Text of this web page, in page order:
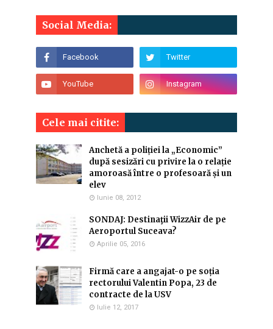
Social Media:
Cele mai citite:
Anchetă a poliției la „Economic”
după sesizări cu privire la o relație
amoroasă între o profesoară și un
elev
Iunie 08, 2012
SONDAJ: Destinaţii WizzAir de pe
Aeroportul Suceava?
Aprilie 05, 2016
Firmă care a angajat-o pe soția
rectorului Valentin Popa, 23 de
contracte de la USV
Iulie 12, 2017